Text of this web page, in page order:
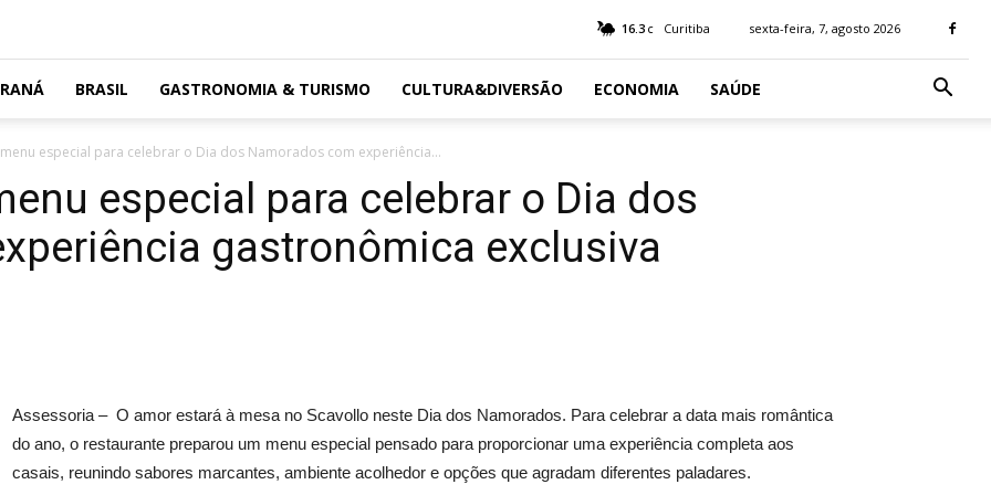
16.3 C Curitiba sexta-feira, 7, agosto 2026
BRASIL GASTRONOMIA & TURISMO CULTURA&DIVERSÃO ECONOMIA SAÚDE
especial para celebrar o Dia dos Namorados com experiência...
especial para celebrar o Dia dos
gastronômica exclusiva
Assessoria – O amor estará à mesa no Scavollo neste Dia dos Namorados. Para celebrar a data mais romântica
do ano, o restaurante preparou um menu especial pensado para proporcionar uma experiência completa aos
casais, reunindo sabores marcantes, ambiente acolhedor e opções que agradam diferentes paladares.